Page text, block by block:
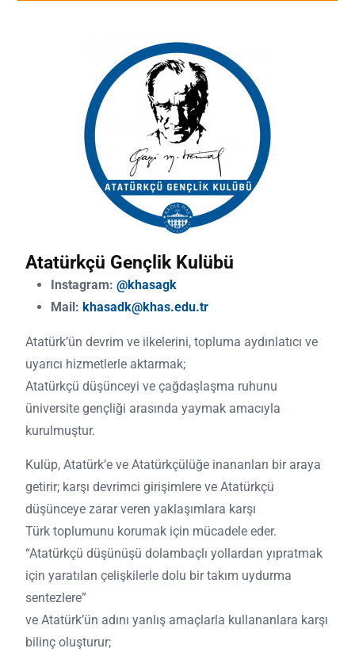
Atatürkçü Gençlik Kulübü
Instagram: @khasagk
Mail: khasadk@khas.edu.tr
Atatürk’ün devrim ve ilkelerini, topluma aydınlatıcı ve
uyarıcı hizmetlerle aktarmak;
Atatürkçü düşünceyi ve çağdaşlaşma ruhunu
üniversite gençliği arasında yaymak amacıyla
kurulmuştur.
Kulüp, Atatürk’e ve Atatürkçülüğe inananları bir araya
getirir; karşı devrimci girişimlere ve Atatürkçü
düşünceye zarar veren yaklaşımlara karşı
Türk toplumunu korumak için mücadele eder.
“Atatürkçü düşünüşü dolambaçlı yollardan yıpratmak
için yaratılan çelişkilerle dolu bir takım uydurma
sentezlere”
ve Atatürk’ün adını yanlış amaçlarla kullananlara karşı
bilinç oluşturur;